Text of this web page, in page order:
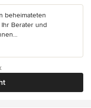
beheimateten
Berater und